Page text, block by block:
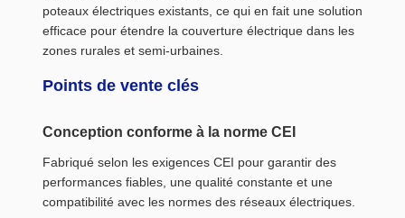
poteaux électriques existants, ce qui en fait une solution
efficace pour étendre la couverture électrique dans les
zones rurales et semi-urbaines.
Points de vente clés
Conception conforme à la norme CEI
Fabriqué selon les exigences CEI pour garantir des
performances fiables, une qualité constante et une
compatibilité avec les normes des réseaux électriques.